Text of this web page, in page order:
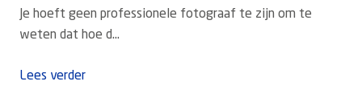
Je hoeft geen professionele fotograaf te zijn om te
weten dat hoe d...
Lees verder